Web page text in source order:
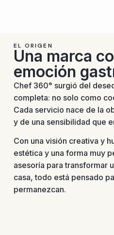
EL ORIGEN
Una marca
emoción
Chef 360° surgió del
completa: no solo como
Cada servicio nace de la
y de una sensibilidad que
Con una visión creativa y
estética y una forma muy
asesoría para transformar
casa, todo está pensado
permanezcan.